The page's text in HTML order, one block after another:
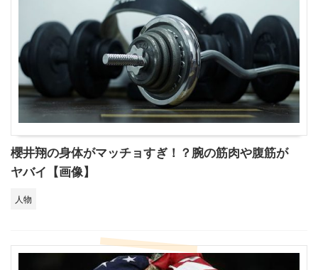
櫻井翔の身体がマッチョすぎ！？腕の筋肉や腹筋が
ヤバイ【画像】
人物